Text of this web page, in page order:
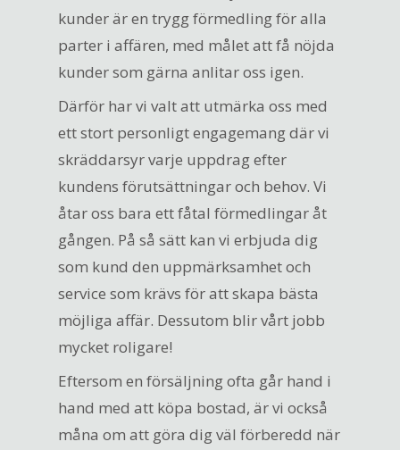
kunder är en trygg förmedling för alla
parter i affären, med målet att få nöjda
kunder som gärna anlitar oss igen.
Därför har vi valt att utmärka oss med
ett stort personligt engagemang där vi
skräddarsyr varje uppdrag efter
kundens förutsättningar och behov. Vi
åtar oss bara ett fåtal förmedlingar åt
gången. På så sätt kan vi erbjuda dig
som kund den uppmärksamhet och
service som krävs för att skapa bästa
möjliga affär. Dessutom blir vårt jobb
mycket roligare!
Eftersom en försäljning ofta går hand i
hand med att köpa bostad, är vi också
måna om att göra dig väl förberedd när